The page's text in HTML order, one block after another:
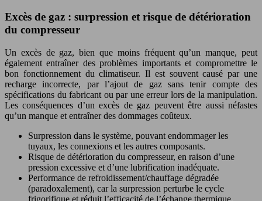
Excès de gaz : surpression et risque de détérioration
du compresseur
Un excès de gaz, bien que moins fréquent qu’un manque, peut
également entraîner des problèmes importants et compromettre le
bon fonctionnement du climatiseur. Il est souvent causé par une
recharge incorrecte, par l’ajout de gaz sans tenir compte des
spécifications du fabricant ou par une erreur lors de la manipulation.
Les conséquences d’un excès de gaz peuvent être aussi néfastes
qu’un manque et entraîner des dommages coûteux.
Surpression dans le système, pouvant endommager les
tuyaux, les connexions et les autres composants.
Risque de détérioration du compresseur, en raison d’une
pression excessive et d’une lubrification inadéquate.
Performance de refroidissement/chauffage dégradée
(paradoxalement), car la surpression perturbe le cycle